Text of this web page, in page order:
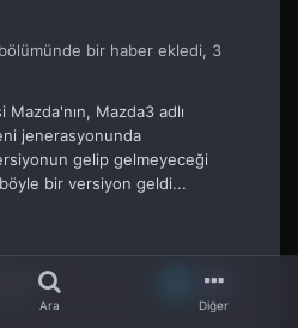
bölümünde bir haber ekledi, 3
Mazda3 adlı
jenerasyonunda
gelip gelmeyeceği
bir versiyon geldi...
Ara Diğer